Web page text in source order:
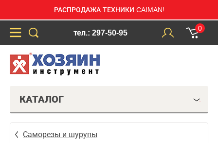
РАСПРОДАЖА ТЕХНИКИ CAIMAN!
тел.: 297-50-95
0
КАТАЛОГ
Саморезы и шурупы